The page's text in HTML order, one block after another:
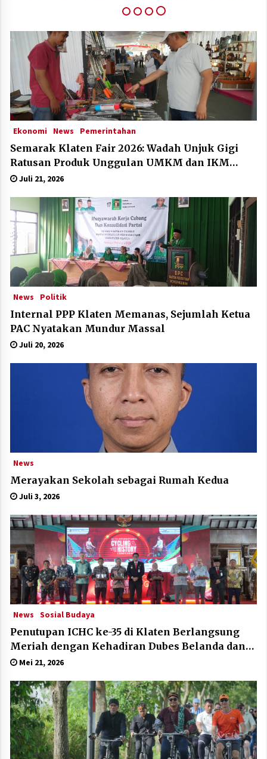
IGA Award 2025
Ekonomi News Pemerintahan
Semarak Klaten Fair 2026: Wadah Unjuk Gigi
Ratusan Produk Unggulan UMKM dan IKM
Lokal
Juli 21, 2026
News Politik
Internal PPP Klaten Memanas, Sejumlah Ketua
PAC Nyatakan Mundur Massal
Juli 20, 2026
News
Merayakan Sekolah sebagai Rumah Kedua
Juli 3, 2026
News Sosial Budaya
Penutupan ICHC ke-35 di Klaten Berlangsung
Meriah dengan Kehadiran Dubes Belanda dan
Jerman
Mei 21, 2026